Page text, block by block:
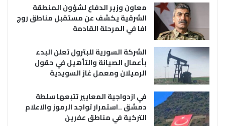
معاون وزير الدفاع لشؤون المنطقة
الشرقية يكشف عن مستقبل مناطق روج
افا في المرحلة القادمة
الشركة السورية للبترول تعلن البدء
بأعمال الصيانة والتأهيل في حقول
الرميلان ومعمل غاز السويدية
في ازدواجية المعايير تتبعها سلطة
دمشق ..استمرار تواجد الرموز والاعلام
التركية في مناطق عفرين